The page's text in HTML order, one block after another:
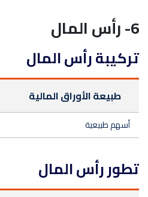
6- رأس المال
تركيبة رأس المال
طبيعة الأوراق المالية
أسهم طبيعية
تطور رأس المال